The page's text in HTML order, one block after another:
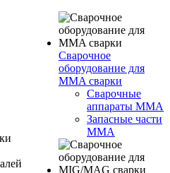
Сварочное
оборудование для
MMA сварки
Сварочные
аппараты MMA
Запасные части
MMA